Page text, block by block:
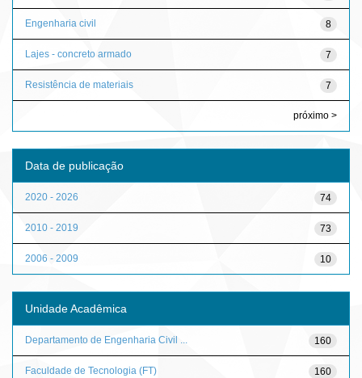
8
Engenharia civil
7
Lajes - concreto armado
7
Resistência de materiais
próximo >
Data de publicação
74
2020 - 2026
73
2010 - 2019
10
2006 - 2009
Unidade Acadêmica
160
Departamento de Engenharia Civil ...
160
Faculdade de Tecnologia (FT)